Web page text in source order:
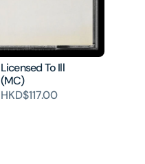
Licensed To Ill
(MC)
HKD$117.00